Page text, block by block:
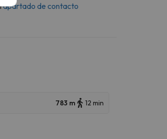
apartado de contacto
783 m 12 min